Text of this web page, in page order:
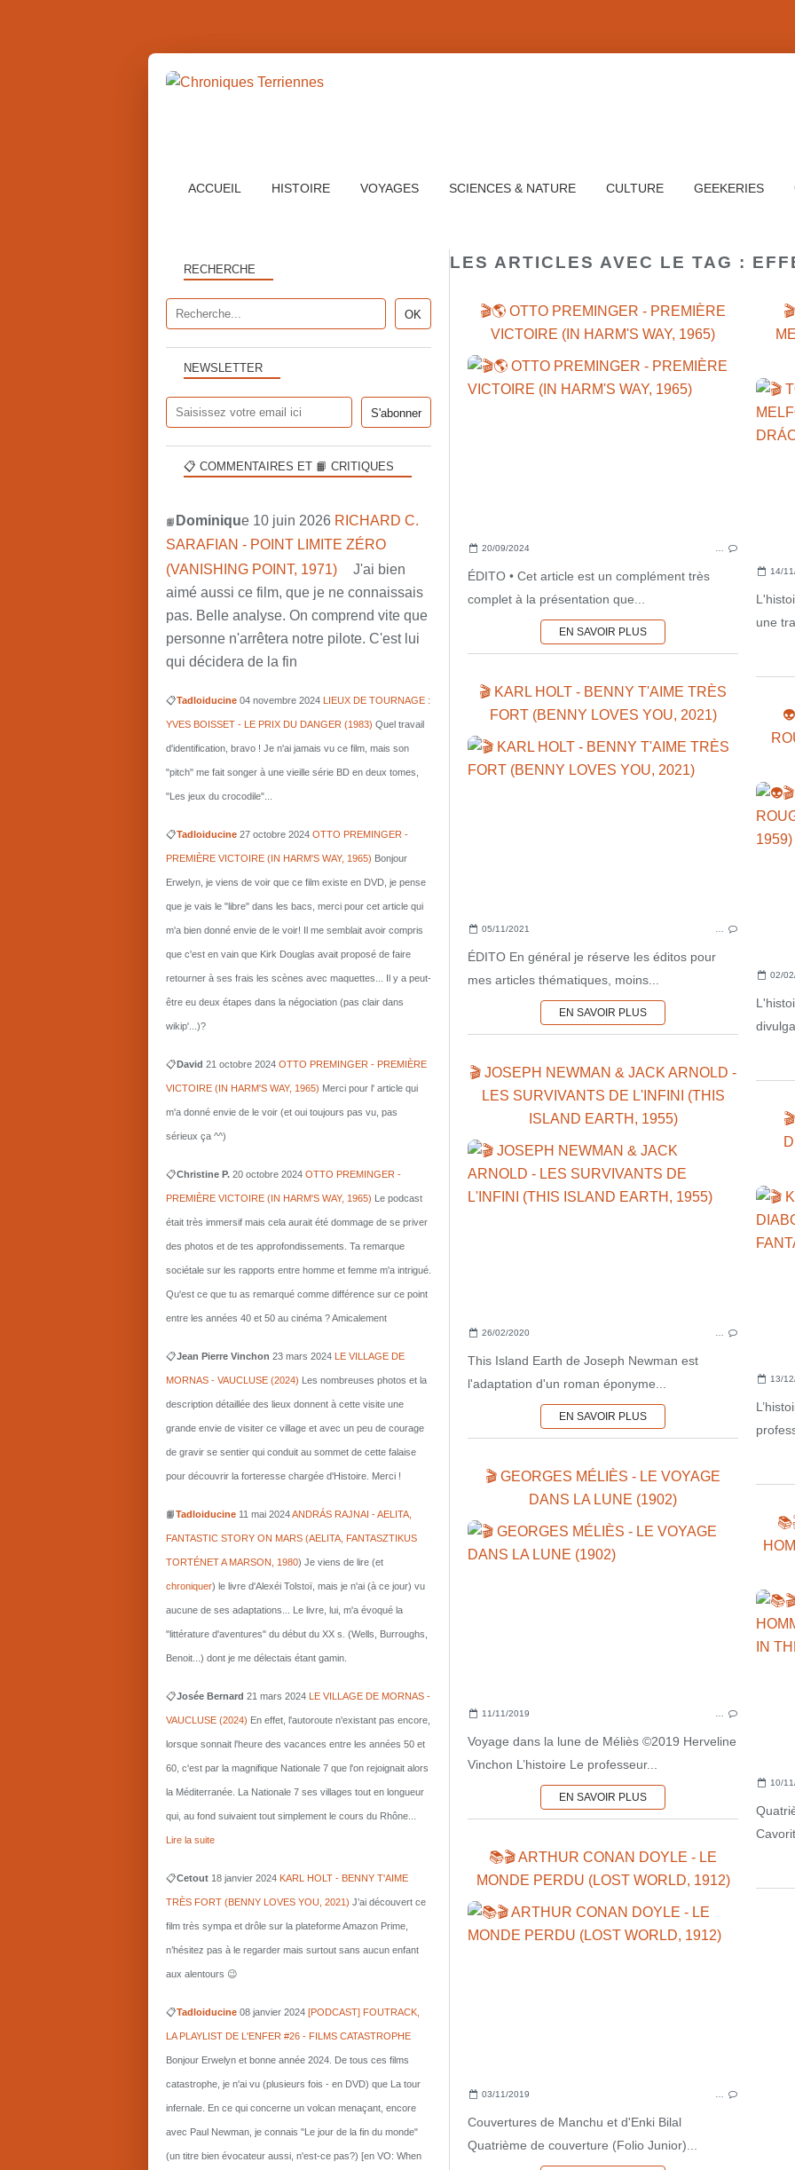
ACCUEIL HISTOIRE VOYAGES SCIENCES & NATURE CULTURE GEEKERIES
LES ARTICLES AVEC LE TAG :
🎬🌎 OTTO PREMINGER - PREMIÈRE
VICTOIRE (IN HARM'S WAY, 1965)
20/09/2024
ÉDITO • Cet article est un complément très
complet à la présentation que...
EN SAVOIR PLUS
14/
une
🎬 KARL HOLT - BENNY T'AIME TRÈS
FORT (BENNY LOVES YOU, 2021)
05/11/2021
ÉDITO En général je réserve les éditos pour
mes articles thématiques, moins...
EN SAVOIR PLUS
02/
🎬 JOSEPH NEWMAN & JACK ARNOLD -
LES SURVIVANTS DE L'INFINI (THIS
ISLAND EARTH, 1955)
26/02/2020
This Island Earth de Joseph Newman est
l'adaptation d'un roman éponyme...
EN SAVOIR PLUS
13/
🎬 GEORGES MÉLIÈS - LE VOYAGE
DANS LA LUNE (1902)
11/11/2019
Voyage dans la lune de Méliès ©2019 Herveline
Vinchon L’histoire Le professeur...
EN SAVOIR PLUS
10/
📚🎬 ARTHUR CONAN DOYLE - LE
MONDE PERDU (LOST WORLD, 1912)
03/11/2019
Couvertures de Manchu et d'Enki Bilal
Quatrième de couverture (Folio Junior)...
NEWSLETTER
RECHERCHE
📋 COMMENTAIRES ET 📙 CRITIQUES
📙 Dominique 10 juin 2026 RICHARD C.
SARAFIAN - POINT LIMITE ZÉRO
(VANISHING POINT, 1971)
J'ai bien
aimé aussi ce film, que je ne connaissais
pas. Belle analyse. On comprend vite que
personne n'arrêtera notre pilote. C'est lui
qui décidera de la fin
📋Tadloiducine 04 novembre 2024 LIEUX DE TOURNAGE :
YVES BOISSET - LE PRIX DU DANGER (1983) Quel travail
d'identification, bravo ! Je n'ai jamais vu ce film, mais son
"pitch" me fait songer à une vieille série BD en deux tomes,
"Les jeux du crocodile"...
📋Tadloiducine 27 octobre 2024 OTTO PREMINGER -
PREMIÈRE VICTOIRE (IN HARM'S WAY, 1965) Bonjour
Erwelyn, je viens de voir que ce film existe en DVD, je pense
que je vais le "libre" dans les bacs, merci pour cet article qui
m'a bien donné envie de le voir! Il me semblait avoir compris
que c'est en vain que Kirk Douglas avait proposé de faire
retourner à ses frais les scènes avec maquettes... Il y a peut-
être eu deux étapes dans la négociation (pas clair dans
wikip'...)?
📋David 21 octobre 2024 OTTO PREMINGER - PREMIÈRE
VICTOIRE (IN HARM'S WAY, 1965) Merci pour l' article qui
m'a donné envie de le voir (et oui toujours pas vu, pas
sérieux ça ^^)
📋Christine P. 20 octobre 2024 OTTO PREMINGER -
PREMIÈRE VICTOIRE (IN HARM'S WAY, 1965) Le podcast
était très immersif mais cela aurait été dommage de se priver
des photos et de tes approfondissements. Ta remarque
sociétale sur les rapports entre homme et femme m'a intrigué.
Qu'est ce que tu as remarqué comme différence sur ce point
entre les années 40 et 50 au cinéma ? Amicalement
📋Jean Pierre Vinchon 23 mars 2024 LE VILLAGE DE
MORNAS - VAUCLUSE (2024) Les nombreuses photos et la
description détaillée des lieux donnent à cette visite une
grande envie de visiter ce village et avec un peu de courage
de gravir se sentier qui conduit au sommet de cette falaise
pour découvrir la forteresse chargée d'Histoire. Merci !
📙Tadloiducine 11 mai 2024ANDRÁS RAJNAI - AELITA,
FANTASTIC STORY ON MARS (AELITA, FANTASZTIKUS
TORTÉNET A MARSON, 1980) Je viens de lire (et
chroniquer) le livre d'Alexéi Tolstoï, mais je n'ai (à ce jour) vu
aucune de ses adaptations... Le livre, lui, m'a évoqué la
"littérature d'aventures" du début du XX s. (Wells, Burroughs,
Benoit...) dont je me délectais étant gamin.
📋Josée Bernard 21 mars 2024 LE VILLAGE DE MORNAS -
VAUCLUSE (2024) En effet, l'autoroute n'existant pas encore,
lorsque sonnait l'heure des vacances entre les années 50 et
60, c'est par la magnifique Nationale 7 que l'on rejoignait alors
la Méditerranée. La Nationale 7 ses villages tout en longueur
qui, au fond suivaient tout simplement le cours du Rhône...
Lire la suite
📋Cetout 18 janvier 2024 KARL HOLT - BENNY T'AIME
TRÈS FORT (BENNY LOVES YOU, 2021) J’ai découvert ce
film très sympa et drôle sur la plateforme Amazon Prime,
n’hésitez pas à le regarder mais surtout sans aucun enfant
aux alentours 😉
📋Tadloiducine 08 janvier 2024 [PODCAST] FOUTRACK,
LA PLAYLIST DE L'ENFER #26 - FILMS CATASTROPHE
Bonjour Erwelyn et bonne année 2024. De tous ces films
catastrophe, je n'ai vu (plusieurs fois - en DVD) que La tour
infernale. En ce qui concerne un volcan menaçant, encore
avec Paul Newman, je connais "Le jour de la fin du monde"
(un titre bien évocateur aussi, n'est-ce pas?) [en VO: When